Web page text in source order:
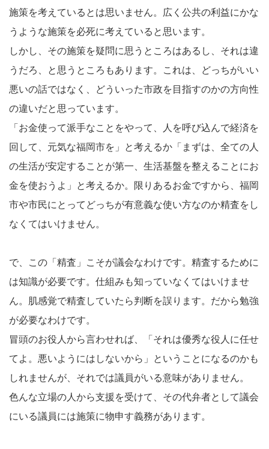
施策を考えているとは思いません。広く公共の利益にかな
うような施策を必死に考えていると思います。
しかし、その施策を疑問に思うところはあるし、それは違
うだろ、と思うところもあります。これは、どっちがいい
悪いの話ではなく、どういった市政を目指すのかの方向性
の違いだと思っています。
「お金使って派手なことをやって、人を呼び込んで経済を
回して、元気な福岡市を」と考えるか「まずは、全ての人
の生活が安定することが第一、生活基盤を整えることにお
金を使おうよ」と考えるか。限りあるお金ですから、福岡
市や市民にとってどっちが有意義な使い方なのか精査をし
なくてはいけません。
で、この「精査」こそが議会なわけです。精査するために
は知識が必要です。仕組みも知っていなくてはいけませ
ん。肌感覚で精査していたら判断を誤ります。だから勉強
が必要なわけです。
冒頭のお役人から言わせれば、「それは優秀な役人に任せ
てよ。悪いようにはしないから」ということになるのかも
しれませんが、それでは議員がいる意味がありません。
色んな立場の人から支援を受けて、その代弁者として議会
にいる議員には施策に物申す義務があります。